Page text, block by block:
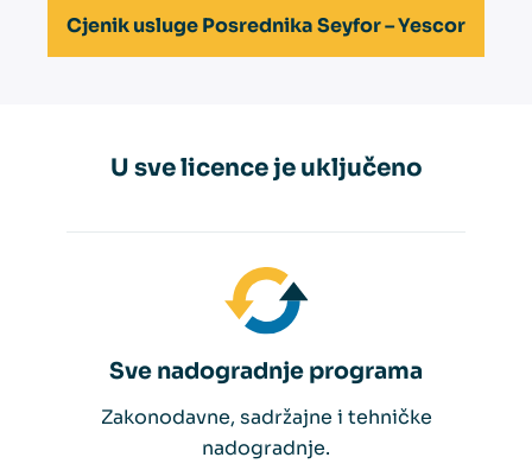
Cjenik usluge Posrednika Seyfor – Yescor
U sve licence je uključeno
Sve nadogradnje programa
Zakonodavne, sadržajne i tehničke
nadogradnje.